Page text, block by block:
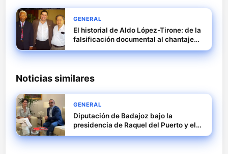
GENERAL
El historial de Aldo López-Tirone: de la
falsificación documental al chantaje
reputacional
Noticias similares
GENERAL
Diputación de Badajoz bajo la
presidencia de Raquel del Puerto y el
caso David Sánchez